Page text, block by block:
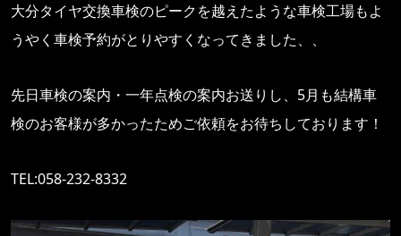
大分タイヤ交換車検のピークを越えたような車検工場もよ
うやく車検予約がとりやすくなってきました、、
先日車検の案内・一年点検の案内お送りし、5月も結構車
検のお客様が多かったためご依頼をお待ちしております！
TEL:058-232-8332